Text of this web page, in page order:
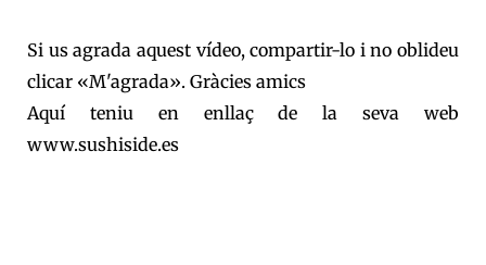
Si us agrada aquest vídeo, compartir-lo i no oblideu
clicar «M'agrada». Gràcies amics
Aquí teniu en enllaç de la seva web
www.sushiside.es